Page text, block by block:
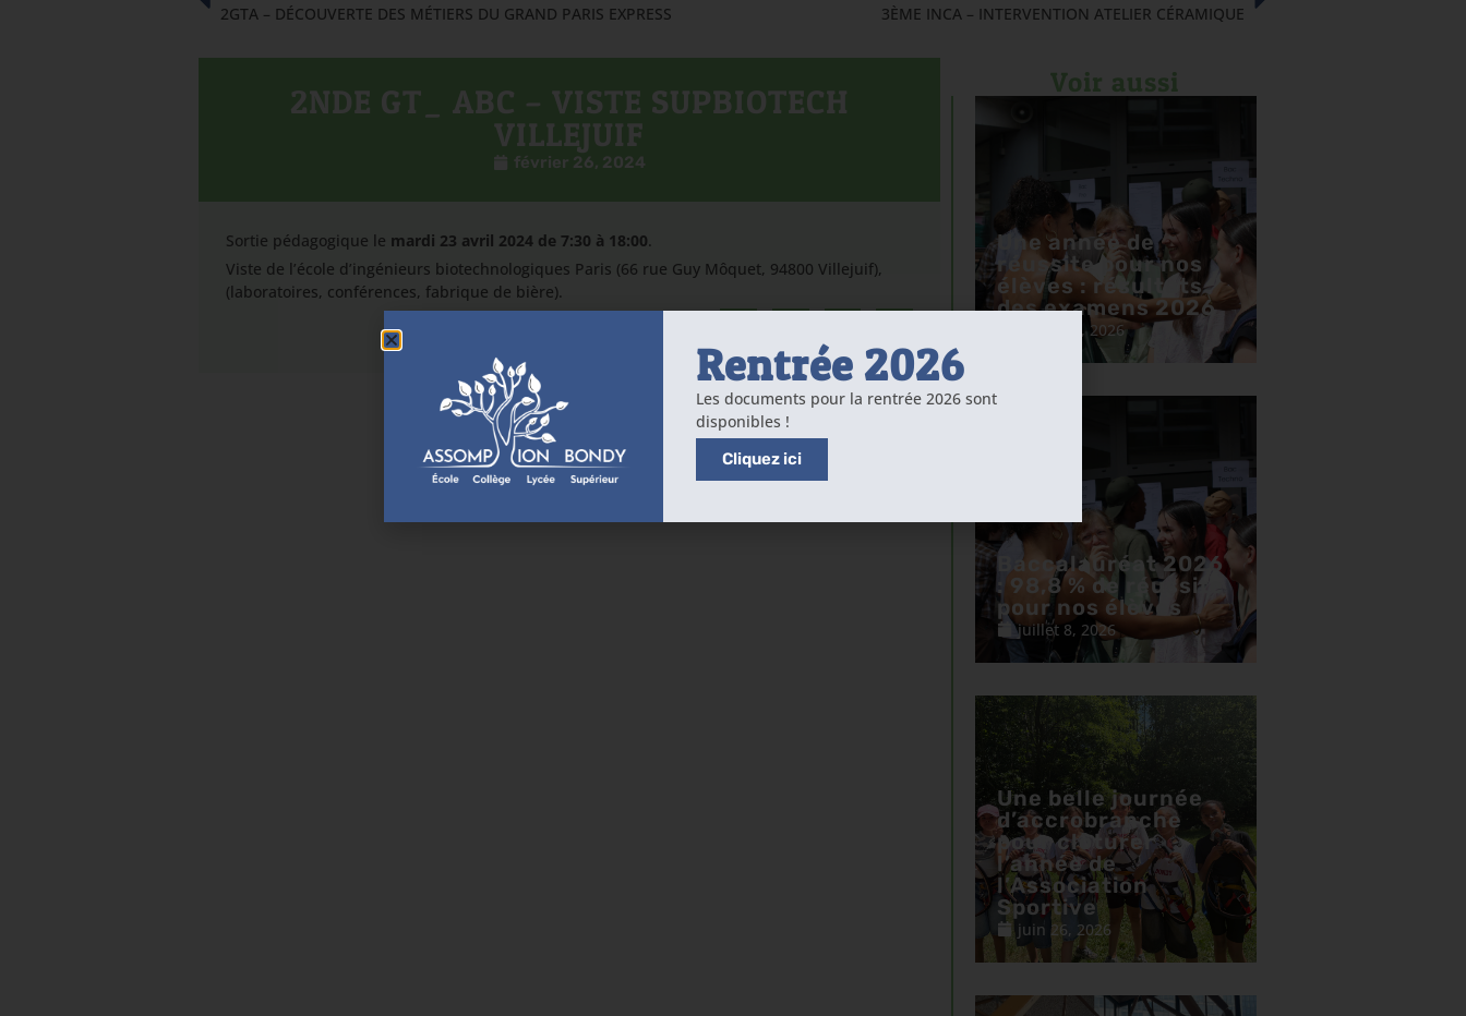
2GTA – DÉCOUVERTE DES MÉTIERS DU GRAND PARIS EXPRESS 3ÈME INCA – INTERVENTION ATELIER CÉRAMIQUE
2NDE GT_ ABC – VISTE SUPBIOTECH
VILLEJUIF
février 26, 2024
Sortie pédagogique le mardi 23 avril 2024 de 7:30 à 18:00.
Viste de l’école d’ingénieurs biotechnologiques Paris (66 rue Guy Môquet, 94800 Villejuif),
(laboratoires, conférences, fabrique de bière).
Voir aussi
Une année de
réussite pour nos
élèves : résultats
des examens 2026
juillet 13, 2026
Baccalauréat 2026
: 98,8 % de réussite
pour nos élèves
juillet 8, 2026
Une belle journée
d’accrobranche
pour clôturer
l’année de
l’Association
Sportive
juin 26, 2026
Rentrée 2026
Les documents pour la rentrée 2026 sont
disponibles !
Cliquez ici